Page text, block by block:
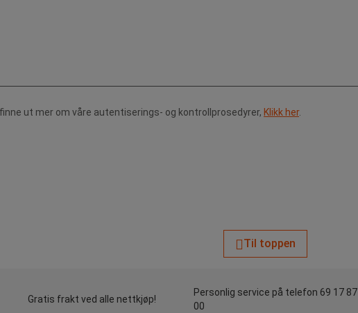
ut mer om våre autentiserings- og kontrollprosedyrer, Klikk her.
Til toppen
Gratis frakt ved alle nettkjøp!
Personlig service på telefon 69 17 87
00